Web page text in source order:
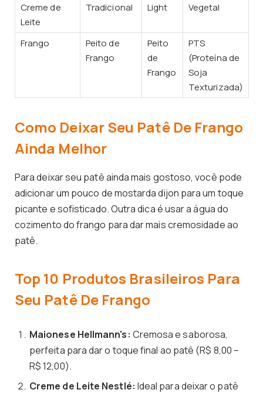
Creme de
Leite
Tradicional Light Vegetal
Frango
Peito de
Frango
Peito
de
Frango
PTS
(Proteína de
Soja
Texturizada)
Como Deixar Seu Patê De Frango
Ainda Melhor
Para deixar seu patê ainda mais gostoso, você pode
adicionar um pouco de mostarda dijon para um toque
picante e sofisticado. Outra dica é usar a água do
cozimento do frango para dar mais cremosidade ao
patê.
Top 10 Produtos Brasileiros Para
Seu Patê De Frango
Maionese Hellmann’s: Cremosa e saborosa,
perfeita para dar o toque final ao patê (R$ 8,00 –
R$ 12,00).
Creme de Leite Nestlé: Ideal para deixar o patê